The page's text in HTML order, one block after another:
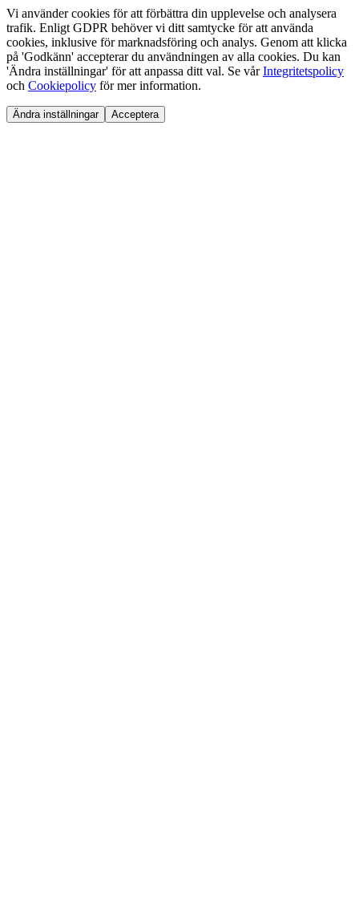
Vi använder cookies för att förbättra din upplevelse och analysera
trafik. Enligt GDPR behöver vi ditt samtycke för att använda
cookies, inklusive för marknadsföring och analys. Genom att klicka
på 'Godkänn' accepterar du användningen av alla cookies. Du kan
'Ändra inställningar' för att anpassa ditt val. Se vårIntegritetspolicy
och Cookiepolicy för mer information.
Ändra inställningar Acceptera